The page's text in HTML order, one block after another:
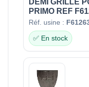
PRIMO REF
Réf. usine :
✅ En stock